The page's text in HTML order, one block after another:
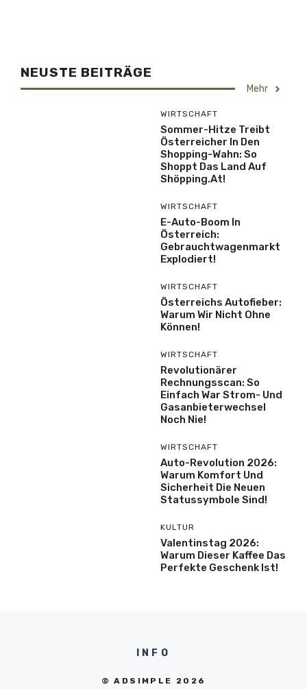
NEUSTE BEITRÄGE
Mehr
WIRTSCHAFT
Sommer-Hitze Treibt
Österreicher In Den
Shopping-Wahn: So
Shoppt Das Land Auf
Shöpping.at!
WIRTSCHAFT
E-Auto-Boom In
Österreich:
Gebrauchtwagenmarkt
Explodiert!
WIRTSCHAFT
Österreichs Autofieber:
Warum Wir Nicht Ohne
Können!
WIRTSCHAFT
Revolutionärer
Rechnungsscan: So
Einfach War Strom- Und
Gasanbieterwechsel
Noch Nie!
WIRTSCHAFT
Auto-Revolution 2026:
Warum Komfort Und
Sicherheit Die Neuen
Statussymbole Sind!
KULTUR
Valentinstag 2026:
Warum Dieser Kaffee Das
Perfekte Geschenk Ist!
INFO
© ADSIMPLE 2026